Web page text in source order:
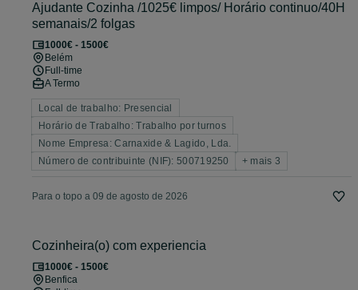
Ajudante Cozinha /1025€ limpos/ Horário continuo/40H
semanais/2 folgas
1000€ - 1500€
Belém
Full-time
A Termo
Local de trabalho: Presencial
Horário de Trabalho: Trabalho por turnos
Nome Empresa: Carnaxide & Lagido, Lda.
Número de contribuinte (NIF): 500719250
+ mais 3
Para o topo a 09 de agosto de 2026
Cozinheira(o) com experiencia
1000€ - 1500€
Benfica